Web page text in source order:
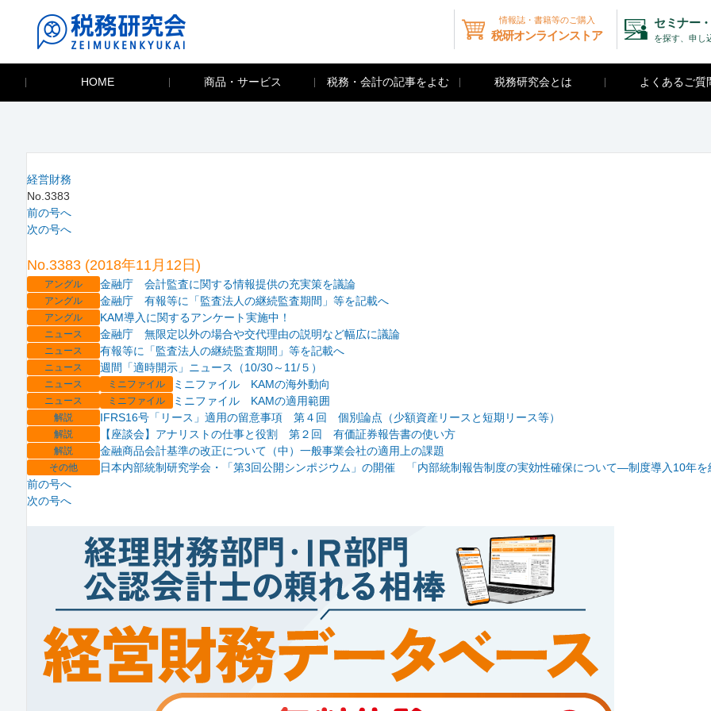
情報誌・書籍等のご購入
税研オンラインストア
セミナー
を探す、申し
HOME 商品・サービス 税務・会計の記事をよむ 税務研究会とは よくあるご質
経営財務
No.3383
前の号へ
次の号へ
No.3383 (2018年11月12日)
アングル 金融庁 会計監査に関する情報提供の充実策を議論
アングル 金融庁 有報等に「監査法人の継続監査期間」等を記載へ
アングル KAM導入に関するアンケート実施中！
ニュース 金融庁 無限定以外の場合や交代理由の説明など幅広に議論
ニュース 有報等に「監査法人の継続監査期間」等を記載へ
ニュース 週間「適時開示」ニュース（10/30～11/５）
ニュース ミニファイル ミニファイル KAMの海外動向
ニュース ミニファイル ミニファイル KAMの適用範囲
解説 IFRS16号「リース」適用の留意事項 第４回 個別論点（少額資産リースと短期リース等）
解説 【座談会】アナリストの仕事と役割 第２回 有価証券報告書の使い方
解説 金融商品会計基準の改正について（中）一般事業会社の適用上の課題
その他
日本内部統制研究学会・「第3回公開シンポジウム」の開催 「内部統制報告制度の実効性確保について―制度導入10年を
前の号へ
次の号へ